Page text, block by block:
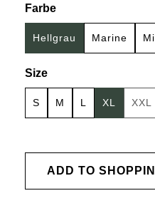
Select
Farbe
Hellgrau Marine
Select
Size
S M L XL XXL
ADD TO